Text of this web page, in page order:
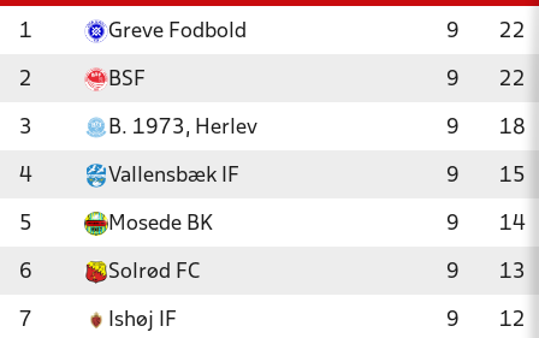
1 Greve Fodbold 9 22
2 BSF 9 22
3 B. 1973, Herlev 9 18
4 Vallensbæk IF 9 15
5 Mosede BK 9 14
6 Solrød FC 9 13
7 Ishøj IF 9 12